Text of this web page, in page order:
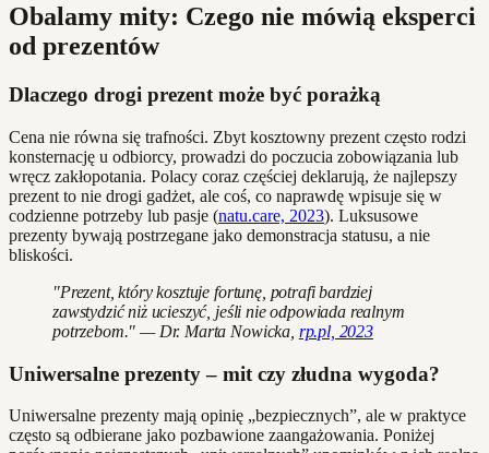
Obalamy mity: Czego nie mówią eksperci
od prezentów
Dlaczego drogi prezent może być porażką
Cena nie równa się trafności. Zbyt kosztowny prezent często rodzi
konsternację u odbiorcy, prowadzi do poczucia zobowiązania lub
wręcz zakłopotania. Polacy coraz częściej deklarują, że najlepszy
prezent to nie drogi gadżet, ale coś, co naprawdę wpisuje się w
codzienne potrzeby lub pasje (natu.care, 2023). Luksusowe
prezenty bywają postrzegane jako demonstracja statusu, a nie
bliskości.
"Prezent, który kosztuje fortunę, potrafi bardziej
zawstydzić niż ucieszyć, jeśli nie odpowiada realnym
potrzebom." — Dr. Marta Nowicka, rp.pl, 2023
Uniwersalne prezenty – mit czy złudna wygoda?
Uniwersalne prezenty mają opinię „bezpiecznych”, ale w praktyce
często są odbierane jako pozbawione zaangażowania. Poniżej